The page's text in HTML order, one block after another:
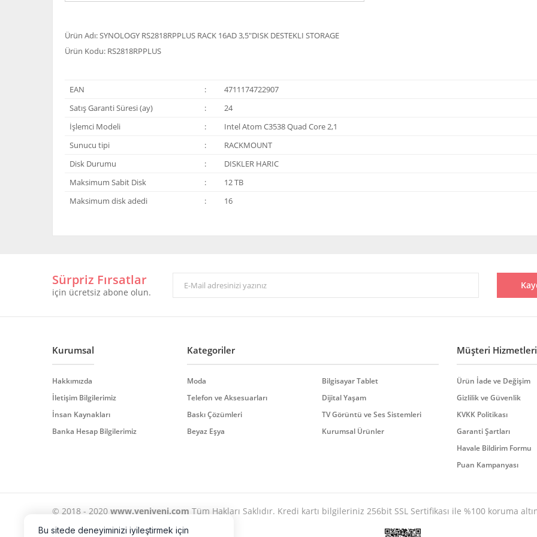
Ürün Adı: SYNOLOGY RS2818RPPLUS RACK 16AD 3,5"DISK DESTEKLI STORAGE
Ürün Kodu: RS2818RPPLUS
EAN :
4711174722907
Satış Garanti Süresi (ay)
:
24
İşlemci Modeli
:
Intel Atom C3538 Quad Core 2,1
Sunucu tipi
:
RACKMOUNT
Disk Durumu
:
DISKLER HARIC
Maksimum Sabit Disk
:
12 TB
Maksimum disk adedi
: 16
Ürün resmi kalitesiz, bozuk veya görüntülenemiyor.
Ürün açıklamasında eksik bilgiler bulunuyor.
Gönder
Sürpriz Fırsatlar
için ücretsiz abone olun.
Kurumsal
Hakkımızda
İletişim Bilgilerimiz
İnsan Kaynakları
Banka Hesap Bilgilerimiz
Kategoriler
Moda
Telefon ve Aksesuarları
Baskı Çözümleri
Beyaz Eşya
Bilgisayar Tablet
Dijital Yaşam
TV Görüntü ve Ses Sistemleri
Kurumsal Ürünler
Müşteri Hizmetleri
Ürün İade ve Değişim
Gizlilik ve Güvenlik
KVKK Politikası
Garanti Şartları
Havale Bildirim Formu
Puan Kampanyası
© 2018 - 2020 www.yeniyeni.com Tüm Hakları Saklıdır. Kredi kartı bilgileriniz 256bit SSL Sertifikası ile %100 koruma